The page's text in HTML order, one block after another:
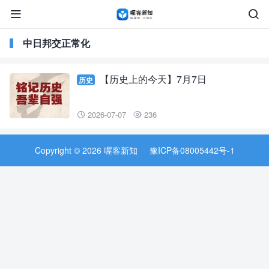


中日邦交正常化
历史 【历史上的今天】7月7日
 2026-07-07  236
Copyright © 2026 喔客新知 豫ICP备08005442号-1